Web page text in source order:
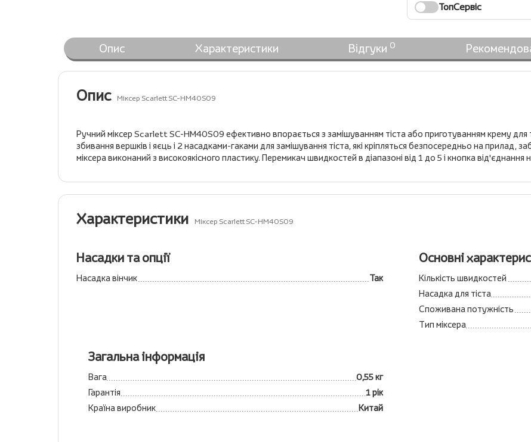
ТопСервіс
Опис Характеристики Відгуки 0
Опис Міксер Scarlett SC-HM40S09
Ручний міксер Scarlett SC-HM40S09 ефективно впорається з замішуванням тіста або приготуванням крему
збивання вершків і яєць і 2 насадками-гаками для замішування тіста, які кріпляться безпосередньо на прилад,
міксера виконаний з високоякісного пластику. Перемикач швидкостей в діапазоні від 1 до 5 і кнопка
Характеристики Міксер Scarlett SC-HM40S09
Насадки та опції
Насадка вінчик Так
Основні
Кількість швидкостей
Насадка для тіста
Споживана потужність
Тип міксера
Загальна інформація
Вага
0,55 кг
Гарантія
1 рік
Країна виробник
Китай